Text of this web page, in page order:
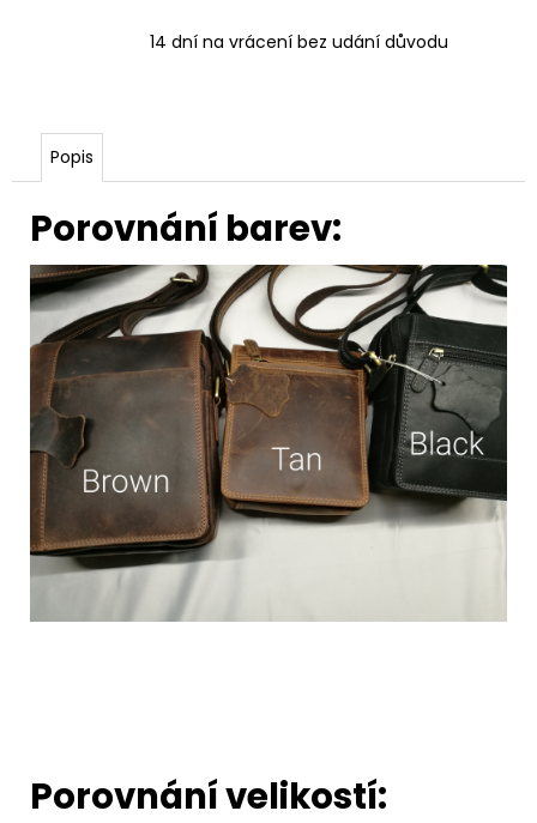
14 dní na vrácení bez udání důvodu
Popis
Porovnání barev:
Porovnání velikostí: